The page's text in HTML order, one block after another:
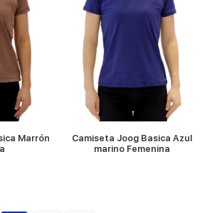
Marrón
Camiseta Joog Basica Azul
marino Femenina